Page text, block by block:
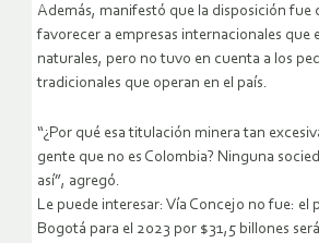
Además, manifestó que la disposición fue
favorecer a empresas internacionales que
naturales, pero no tuvo en cuenta a los
tradicionales que operan en el país.
“¿Por qué esa titulación minera tan
gente que no es Colombia? Ninguna
así”, agregó.
Le puede interesar: Vía Concejo no fue: el
Bogotá para el 2023 por $31,5 billones